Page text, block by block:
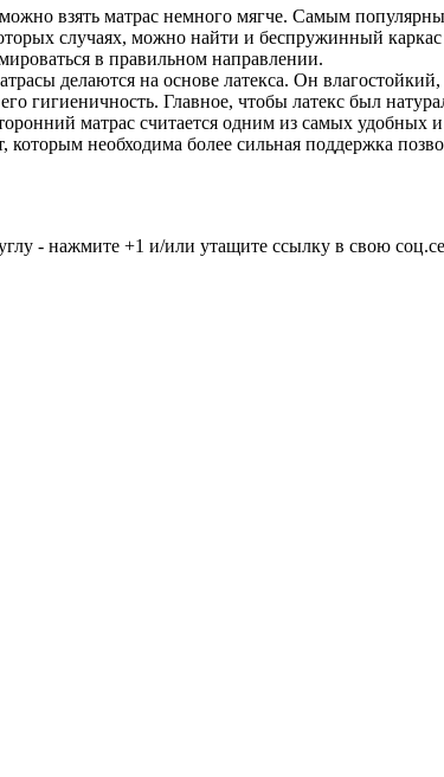
взять матрас немного мягче. Самым
случаях, можно найти и беспружинный
в правильном направлении.
делаются на основе латекса. Он
гигиеничность. Главное, чтобы латекс был
матрас считается одним из самых
которым необходима более сильная поддержка
- нажмите +1 и/или утащите ссылку в свою